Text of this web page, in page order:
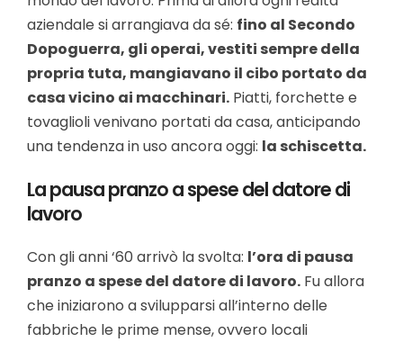
aziendale si arrangiava da sé: fino al Secondo
Dopoguerra, gli operai, vestiti sempre della
propria tuta, mangiavano il cibo portato da
casa vicino ai macchinari. Piatti, forchette e
tovaglioli venivano portati da casa, anticipando
una tendenza in uso ancora oggi: la schiscetta.
La pausa pranzo a spese del datore di
lavoro
Con gli anni ‘60 arrivò la svolta: l’ora di pausa
pranzo a spese del datore di lavoro. Fu allora
che iniziarono a svilupparsi all’interno delle
fabbriche le prime mense, ovvero locali